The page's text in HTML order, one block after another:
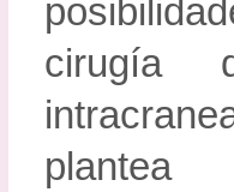
cirugía